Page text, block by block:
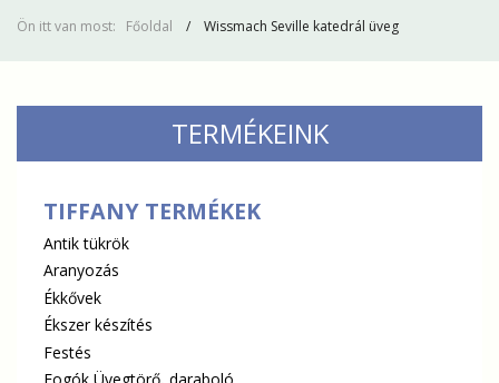
Ön itt van most: Főoldal Wissmach Seville katedrál üveg
TERMÉKEINK
TIFFANY TERMÉKEK
Antik tükrök
Aranyozás
Ékkővek
Ékszer készítés
Festés